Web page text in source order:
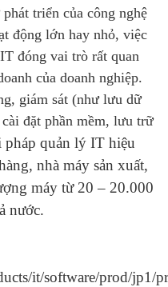
triển của công nghệ
động lớn hay nhỏ, việc
đóng vai trò rất quan
của doanh nghiệp.
giám sát (như lưu dữ
đặt phần mềm, lưu trữ
quản lý IT hiệu
nhà máy sản xuất,
máy từ 20 – 20.000
nước.
it/software/prod/jp1/